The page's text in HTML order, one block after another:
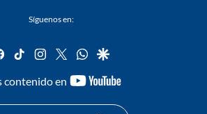
Síguenos en:
facebook
tiktok instagram
twitterwhatsapp
google
contenido en
youtube-